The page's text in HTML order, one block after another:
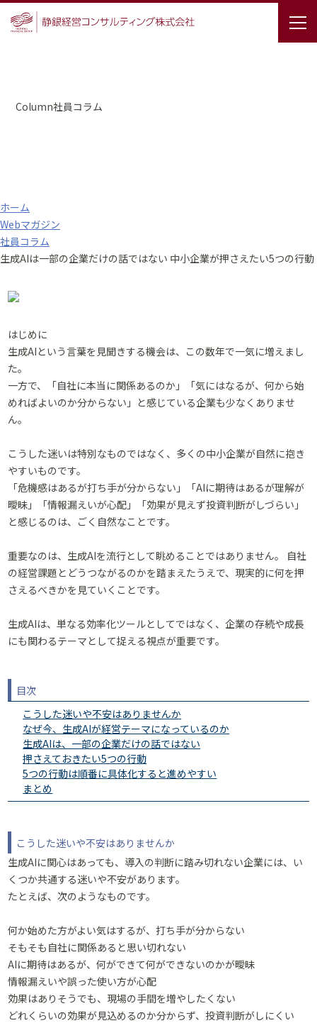
Column社員コラム
ホーム
Webマガジン
社員コラム
生成AIは一部の企業だけの話ではない 中小企業が押さえたい5つの行動
はじめに
生成AIという言葉を見聞きする機会は、この数年で一気に増えまし
た。
一方で、「自社に本当に関係あるのか」「気にはなるが、何から始
めればよいのか分からない」と感じている企業も少なくありませ
ん。
こうした迷いは特別なものではなく、多くの中小企業が自然に抱き
やすいものです。
「危機感はあるが打ち手が分からない」「AIに期待はあるが理解が
曖昧」「情報漏えいが心配」「効果が見えず投資判断がしづらい」
と感じるのは、ごく自然なことです。
重要なのは、生成AIを流行として眺めることではありません。 自社
の経営課題とどうつながるのかを踏まえたうえで、現実的に何を押
さえるべきかを見ていくことです。
生成AIは、単なる効率化ツールとしてではなく、企業の存続や成長
にも関わるテーマとして捉える視点が重要です。
目次
こうした迷いや不安はありませんか
なぜ今、生成AIが経営テーマになっているのか
生成AIは、一部の企業だけの話ではない
押さえておきたい5つの行動
5つの行動は順番に具体化すると進めやすい
まとめ
こうした迷いや不安はありませんか
生成AIに関心はあっても、導入の判断に踏み切れない企業には、い
くつか共通する迷いや不安があります。
たとえば、次のようなものです。
何か始めた方がよい気はするが、打ち手が分からない
そもそも自社に関係あると思い切れない
AIに期待はあるが、何ができて何ができないのかが曖昧
情報漏えいや誤った使い方が心配
効果はありそうでも、現場の手間を増やしたくない
どれくらいの効果が見込めるのか分からず、投資判断がしにくい